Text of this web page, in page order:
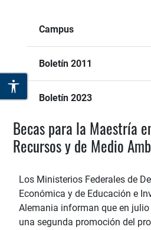
Campus
Boletín 2011
Boletín 2023
Becas para la Maestría
Recursos y de Medio
Los Ministerios Federales de
Económica y de Educación e
Alemania informan que en
una segunda promoción del